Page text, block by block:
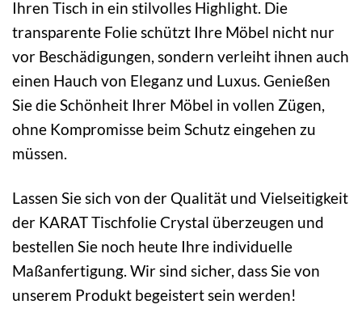
Ihren Tisch in ein stilvolles Highlight. Die
transparente Folie schützt Ihre Möbel nicht nur
vor Beschädigungen, sondern verleiht ihnen auch
einen Hauch von Eleganz und Luxus. Genießen
Sie die Schönheit Ihrer Möbel in vollen Zügen,
ohne Kompromisse beim Schutz eingehen zu
müssen.
Lassen Sie sich von der Qualität und Vielseitigkeit
der KARAT Tischfolie Crystal überzeugen und
bestellen Sie noch heute Ihre individuelle
Maßanfertigung. Wir sind sicher, dass Sie von
unserem Produkt begeistert sein werden!